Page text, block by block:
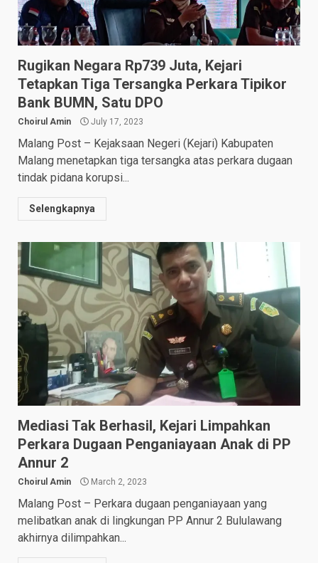
Rugikan Negara Rp739 Juta, Kejari
Tetapkan Tiga Tersangka Perkara Tipikor
Bank BUMN, Satu DPO
Choirul Amin July 17, 2023
Malang Post – Kejaksaan Negeri (Kejari) Kabupaten
Malang menetapkan tiga tersangka atas perkara dugaan
tindak pidana korupsi...
Selengkapnya
Mediasi Tak Berhasil, Kejari Limpahkan
Perkara Dugaan Penganiayaan Anak di PP
Annur 2
Choirul Amin March 2, 2023
Malang Post – Perkara dugaan penganiayaan yang
melibatkan anak di lingkungan PP Annur 2 Bululawang
akhirnya dilimpahkan...